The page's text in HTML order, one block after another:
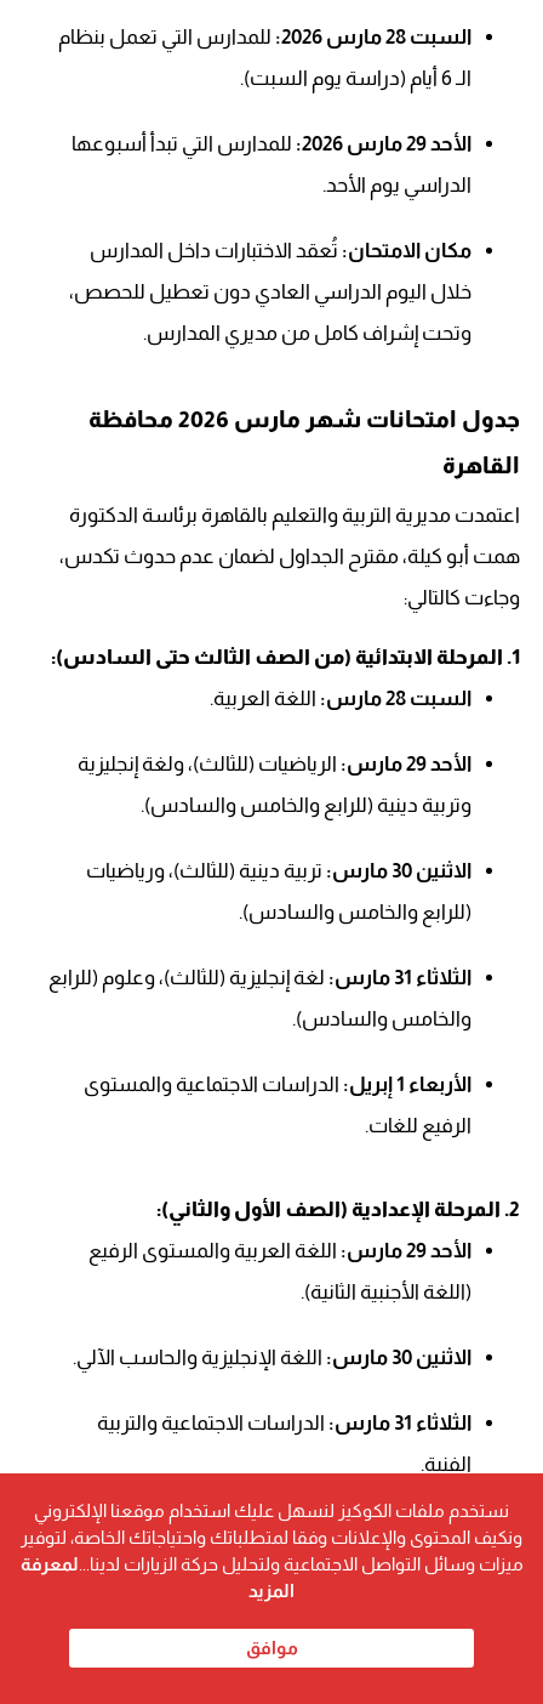
السبت 28 مارس 2026:
للمدارس التي تعمل بنظام
الـ 6 أيام (دراسة يوم السبت).
الأحد 29 مارس 2026:
للمدارس التي تبدأ أسبوعها
الدراسي يوم الأحد.
مكان الامتحان: تُعقد الاختبارات داخل المدارس
خلال اليوم الدراسي العادي دون تعطيل للحصص،
وتحت إشراف كامل من مديري المدارس.
جدول امتحانات شهر مارس 2026 محافظة
القاهرة
اعتمدت مديرية التربية والتعليم بالقاهرة برئاسة الدكتورة
همت أبو كيلة، مقترح الجداول لضمان عدم حدوث تكدس،
وجاءت كالتالي:
1. المرحلة الابتدائية (من الصف الثالث حتى السادس):
السبت 28 مارس:
اللغة العربية.
الأحد 29 مارس:
الرياضيات (للثالث)، ولغة إنجليزية
وتربية دينية (للرابع والخامس والسادس).
الاثنين 30 مارس:
تربية دينية (للثالث)، ورياضيات
(للرابع والخامس والسادس).
الثلاثاء 31 مارس:
لغة إنجليزية (للثالث)، وعلوم (للرابع
والخامس والسادس).
الأربعاء 1 إبريل:
الدراسات الاجتماعية والمستوى
الرفيع للغات.
2. المرحلة الإعدادية (الصف الأول والثاني):
الأحد 29 مارس:
اللغة العربية والمستوى الرفيع
(اللغة الأجنبية الثانية).
الاثنين 30 مارس: اللغة الإنجليزية والحاسب الآلي.
الثلاثاء 31 مارس:
الدراسات الاجتماعية والتربية
الفنية.
الأربعاء 1 إبريل: الرياضيات والتربية الدينية.
العلوم والمستوى الرفيع (اللغة
الأجنبية الأولى).
نستخدم ملفات الكوكيز لنسهل عليك استخدام موقعنا الإلكتروني
ونكيف المحتوى والإعلانات وفقا لمتطلباتك واحتياجاتك الخاصة، لتوفير
ميزات وسائل التواصل الاجتماعية ولتحليل حركة الزيارات لدينا... لمعرفة
المزيد
موافق